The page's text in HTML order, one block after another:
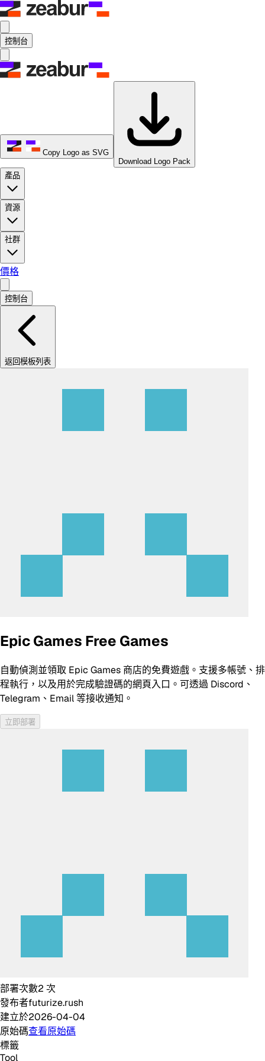
控制台
Copy Logo as SVG
Download Logo Pack
產品
資源
社群
價格
控制台
返回模板列表
Epic Games Free Games
自動偵測並領取 Epic Games 商店的免費遊戲。支援多帳號、排
程執行，以及用於完成驗證碼的網頁入口。可透過 Discord、
Telegram、Email 等接收通知。
立即部署
部署次數2 次
發布者futurize.rush
建立於2026-04-04
原始碼查看原始碼
標籤
Tool